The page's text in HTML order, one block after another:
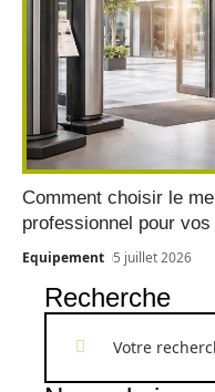
Comment choisir le
professionnel pour vos
Equipement 5 juillet 2026
Recherche